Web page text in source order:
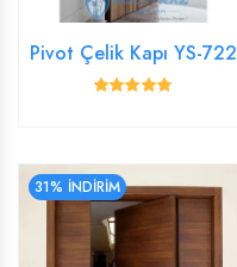
Pivot Çelik Kapı YS-722
31% İNDİRİM